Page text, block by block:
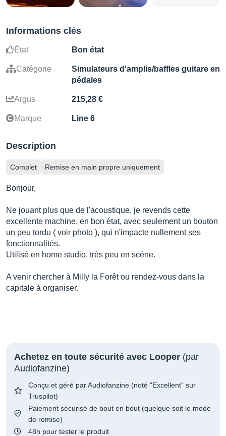
Informations clés
État Bon état
Catégorie
Simulateurs d'amplis/baffles guitare en
pédales
Argus 215,28 €
Marque Line 6
Description
Complet Remise en main propre uniquement
Bonjour,
Ne jouant plus que de l'acoustique, je revends cette
excellente machine, en bon état, avec seulement un bouton
un peu tordu ( voir photo ), qui n'impacte nullement ses
fonctionnalités.
Utilisé en home studio, trés peu en scéne.
A venir chercher à Milly la Forêt ou rendez-vous dans la
capitale à organiser.
Achetez en toute sécurité avec Looper (par
Audiofanzine)
Conçu et géré par Audiofanzine (noté "Excellent" sur
Truspilot)
Paiement sécurisé de bout en bout (quelque soit le mode
de remise)
48h pour tester le produit